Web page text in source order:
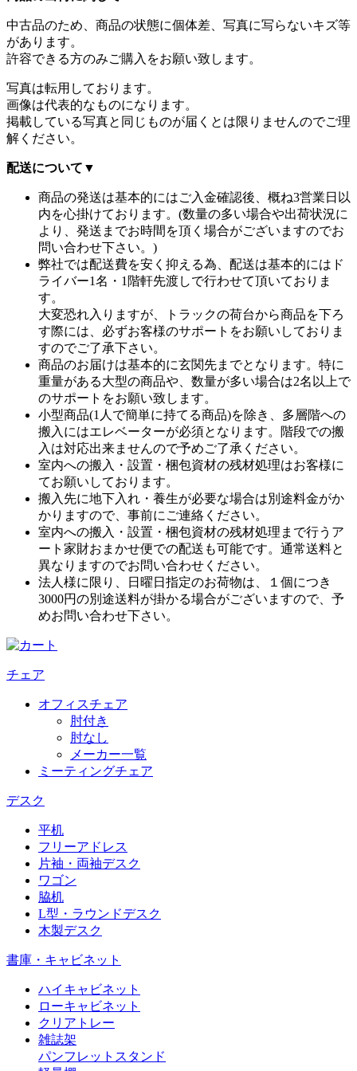
中古品のため、商品の状態に個体差、写真に写らないキズ等
があります。
許容できる方のみご購入をお願い致します。
写真は転用しております。
画像は代表的なものになります。
掲載している写真と同じものが届くとは限りませんのでご理
解ください。
配送について ▼
商品の発送は基本的にはご入金確認後、概ね3営業日以
内を心掛けております。(数量の多い場合や出荷状況に
より、発送までお時間を頂く場合がございますのでお
問い合わせ下さい。)
弊社では配送費を安く抑える為、配送は基本的にはド
ライバー1名・1階軒先渡しで行わせて頂いておりま
す。
大変恐れ入りますが、トラックの荷台から商品を下ろ
す際には、必ずお客様のサポートをお願いしておりま
すのでご了承下さい。
商品のお届けは基本的に玄関先までとなります。特に
重量がある大型の商品や、数量が多い場合は2名以上で
のサポートをお願い致します。
小型商品(1人で簡単に持てる商品)を除き、多層階への
搬入にはエレベーターが必須となります。階段での搬
入は対応出来ませんので予めご了承ください。
室内への搬入・設置・梱包資材の残材処理はお客様に
てお願いしております。
搬入先に地下入れ・養生が必要な場合は別途料金がか
かりますので、事前にご連絡ください。
室内への搬入・設置・梱包資材の残材処理まで行うア
ート家財おまかせ便での配送も可能です。通常送料と
異なりますのでお問い合わせください。
法人様に限り、日曜日指定のお荷物は、１個につき
3000円の別途送料が掛かる場合がございますので、予
めお問い合わせ下さい。
チェア
オフィスチェア
肘付き
肘なし
メーカー一覧
ミーティングチェア
デスク
平机
フリーアドレス
片袖・両袖デスク
ワゴン
脇机
L型・ラウンドデスク
木製デスク
書庫・キャビネット
ハイキャビネット
ローキャビネット
クリアトレー
雑誌架
パンフレットスタンド